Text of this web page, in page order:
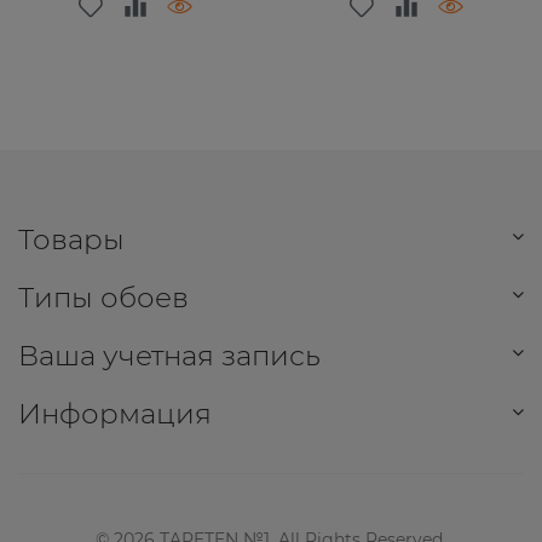
Товары
Типы обоев
Ваша учетная запись
Информация